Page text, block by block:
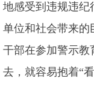
地感受到违规违纪
单位和社会带来的
干部在参加警示教
去，就容易抱着“